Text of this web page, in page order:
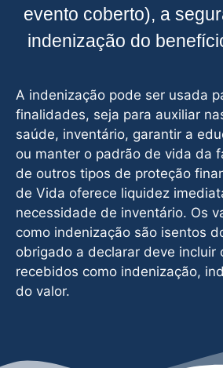
evento coberto), a
indenização do
A indenização pode ser usada
finalidades, seja para auxiliar
saúde, inventário, garantir a
ou manter o padrão de vida da
de outros tipos de proteção
de Vida oferece liquidez
necessidade de inventário. Os
como indenização são isentos
obrigado a declarar deve incluir
recebidos como indenização,
do valor.